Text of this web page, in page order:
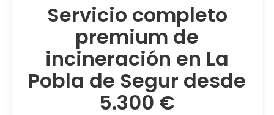
Servicio completo
premium de
incineración en La
Pobla de Segur desde
5.300 €